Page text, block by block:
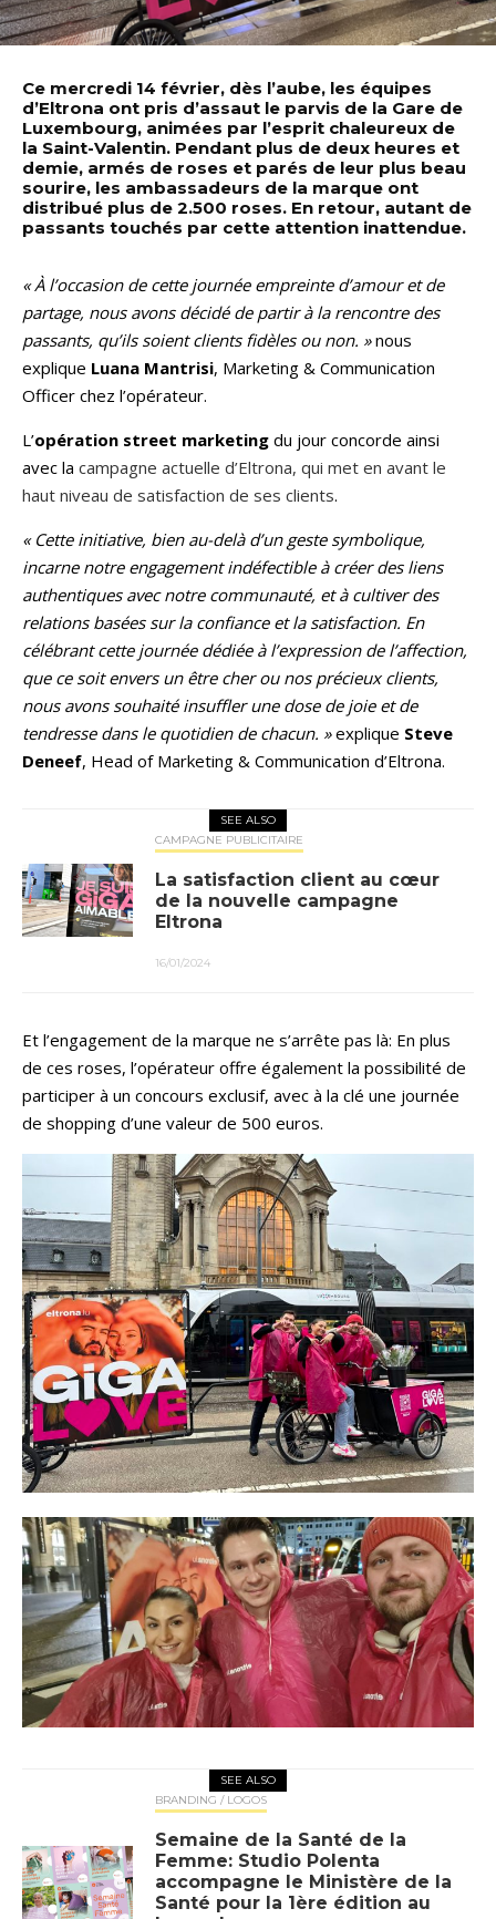
Ce mercredi 14 février, dès l’aube, les équipes
d’Eltrona ont pris d’assaut le parvis de la Gare de
Luxembourg, animées par l’esprit chaleureux de
la Saint-Valentin. Pendant plus de deux heures et
demie, armés de roses et parés de leur plus beau
sourire, les ambassadeurs de la marque ont
distribué plus de 2.500 roses. En retour, autant de
passants touchés par cette attention inattendue.
« À l’occasion de cette journée empreinte d’amour et de
partage, nous avons décidé de partir à la rencontre des
passants, qu’ils soient clients fidèles ou non. »nous
explique Luana Mantrisi, Marketing & Communication
Officer chez l’opérateur.
L’opération street marketing du jour concorde ainsi
avec la campagne actuelle d’Eltrona, qui met en avant le
haut niveau de satisfaction de ses clients.
« Cette initiative, bien au-delà d’un geste symbolique,
incarne notre engagement indéfectible à créer des liens
authentiques avec notre communauté, et à cultiver des
relations basées sur la confiance et la satisfaction. En
célébrant cette journée dédiée à l’expression de l’affection,
que ce soit envers un être cher ou nos précieux clients,
nous avons souhaité insuffler une dose de joie et de
tendresse dans le quotidien de chacun. »explique Steve
Deneef, Head of Marketing & Communication d’Eltrona.
SEE ALSO
CAMPAGNE PUBLICITAIRE
La satisfaction client au cœur
de la nouvelle campagne
Eltrona
16/01/2024
Et l’engagement de la marque ne s’arrête pas là: En plus
de ces roses, l’opérateur offre également la possibilité de
participer à un concours exclusif, avec à la clé une journée
de shopping d’une valeur de 500 euros.
SEE ALSO
BRANDING / LOGOS
Semaine de la Santé de la
Femme: Studio Polenta
accompagne le Ministère de la
Santé pour la 1ère édition au